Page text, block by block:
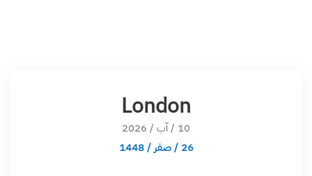
London
10 / آب / 2026
26 / صفر / 1448